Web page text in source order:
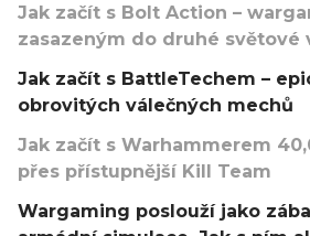
Jak začít s Bolt Action –
zasazeným do druhé světové
Jak začít s BattleTechem –
obrovitých válečných mechů
Jak začít s Warhammerem
přes přístupnější Kill Team
Wargaming poslouží jako